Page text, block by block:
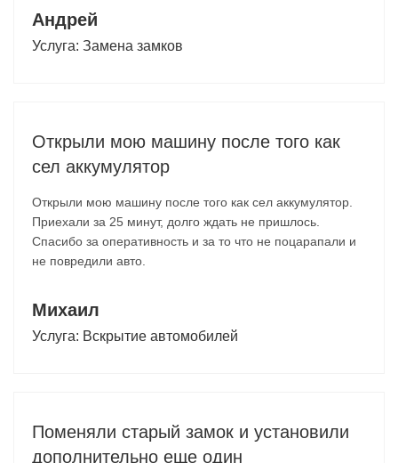
Андрей
Услуга: Замена замков
Открыли мою машину после того как
сел аккумулятор
Открыли мою машину после того как сел аккумулятор.
Приехали за 25 минут, долго ждать не пришлось.
Спасибо за оперативность и за то что не поцарапали и
не повредили авто.
Михаил
Услуга: Вскрытие автомобилей
Поменяли старый замок и установили
дополнительно еще один